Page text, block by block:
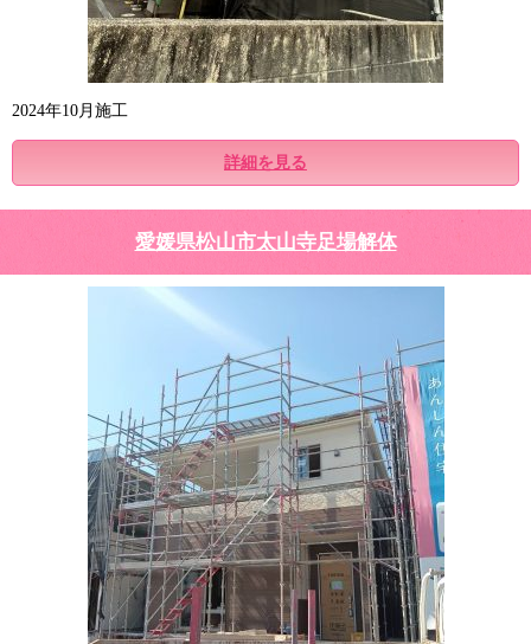
2024年10月施工
詳細を見る
愛媛県松山市太山寺足場解体